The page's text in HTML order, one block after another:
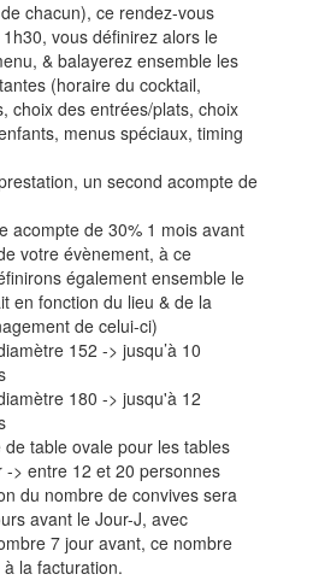
chacun), ce rendez-vous
vous définirez alors le
& balayerez ensemble les
(horaire du cocktail,
choix des entrées/plats, choix
menus spéciaux, timing
un second acompte de
acompte de 30% 1 mois avant
votre évènement, à ce
également ensemble le
en fonction du lieu & de la
de celui-ci)
152 -> jusqu’à 10
180 -> jusqu'à 12
de table ovale pour les tables
-> entre 12 et 20 personnes
du nombre de convives sera
avant le Jour-J, avec
7 jour avant, ce nombre
la facturation.